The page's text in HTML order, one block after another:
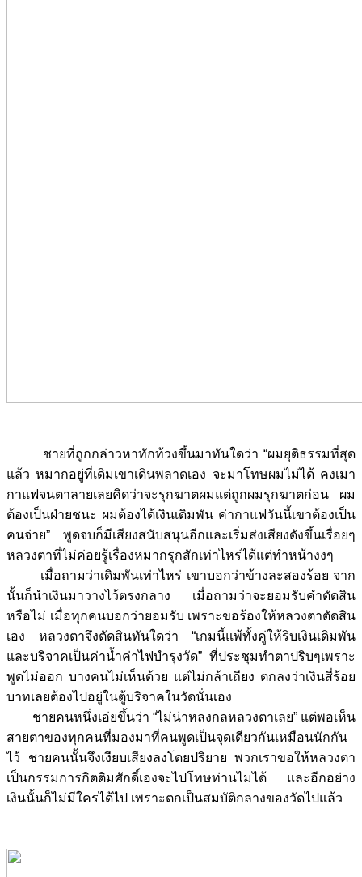
ชายที่ถูกกล่าวหาทักท้วงขึ้นมาทันใดว่า “ผมยุติธรรมที่สุด
แล้ว หมากอยู่ที่เดิมเขาเดินพลาดเอง จะมาโทษผมไม่ได้ คงเมา
กาแฟจนตาลายเลยคิดว่าจะรุกฆาตผมแต่ถูกผมรุกฆาตก่อน ผม
ต้องเป็นฝ่ายชนะ ผมต้องได้เงินเดิมพัน ค่ากาแฟวันนี้เขาต้องเป็น
คนจ่าย” พูดจบก็มีเสียงสนับสนุนอีกและเริ่มส่งเสียงดังขึ้นเรื่อยๆ
หลวงตาที่ไม่ค่อยรู้เรื่องหมากรุกสักเท่าไหร่ได้แต่ทำหน้างงๆ
เมื่อถามว่าเดิมพันเท่าไหร่ เขาบอกว่าข้างละสองร้อย จาก
นั้นก็นำเงินมาวางไว้ตรงกลาง เมื่อถามว่าจะยอมรับคำตัดสิน
หรือไม่ เมื่อทุกคนบอกว่ายอมรับ เพราะขอร้องให้หลวงตาตัดสิน
เอง หลวงตาจึงตัดสินทันใดว่า “เกมนี้แพ้ทั้งคู่ให้ริบเงินเดิมพัน
และบริจาคเป็นค่าน้ำค่าไฟบำรุงวัด” ที่ประชุมทำตาปริบๆเพราะ
พูดไม่ออก บางคนไม่เห็นด้วย แต่ไม่กล้าเถียง ตกลงว่าเงินสี่ร้อย
บาทเลยต้องไปอยู่ในตู้บริจาคในวัดนั่นเอง
ชายคนหนึ่งเอ่ยขึ้นว่า “ไม่น่าหลงกลหลวงตาเลย” แต่พอเห็น
สายตาของทุกคนที่มองมาที่คนพูดเป็นจุดเดียวกันเหมือนนักกัน
ไว้ ชายคนนั้นจึงเงียบเสียงลงโดยปริยาย พวกเราขอให้หลวงตา
เป็นกรรมการกิตติมศักดิ์เองจะไปโทษท่านไมได้ และอีกอย่าง
เงินนั้นก็ไม่มีใครได้ไป เพราะตกเป็นสมบัติกลางของวัดไปแล้ว